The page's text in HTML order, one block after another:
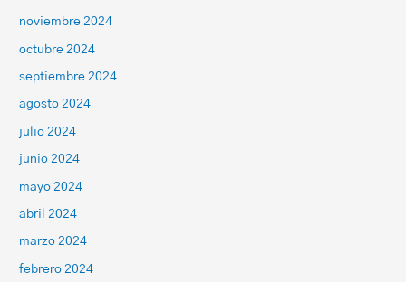
noviembre 2024
octubre 2024
septiembre 2024
agosto 2024
julio 2024
junio 2024
mayo 2024
abril 2024
marzo 2024
febrero 2024